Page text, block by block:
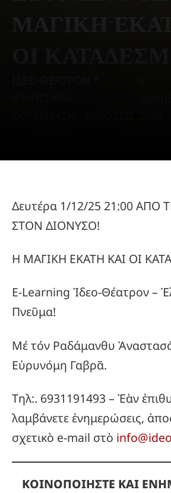
Δευτέρα 1/12/25 21:00 ΑΠΟ
ΣΤΟΝ ΔΙΟΝΥΣΟ!
Η ΜΑΓΙΚΗ ΕΚΑΤΗ ΚΑΙ ΟΙ
E-Learning Ἰδεο-Θέατρον –
Πνεῦμα!
Μέ τόν Ραδάμανθυ
Εὐρυνόμη Γαβρᾶ.
Τηλ:. 6931191493 – Ἐὰν
λαμβάνετε ἐνημερώσεις,
σχετικὸ e-mail στὸ
ΚΟΙΝΟΠΟΙΗΣΤΕ ΚΑΙ